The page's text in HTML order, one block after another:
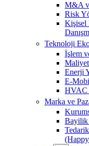
M&A
Risk
Kişisel
Teknoloji
İşlem
Enerji
E-
HVAC
Marka ve
Bayilik